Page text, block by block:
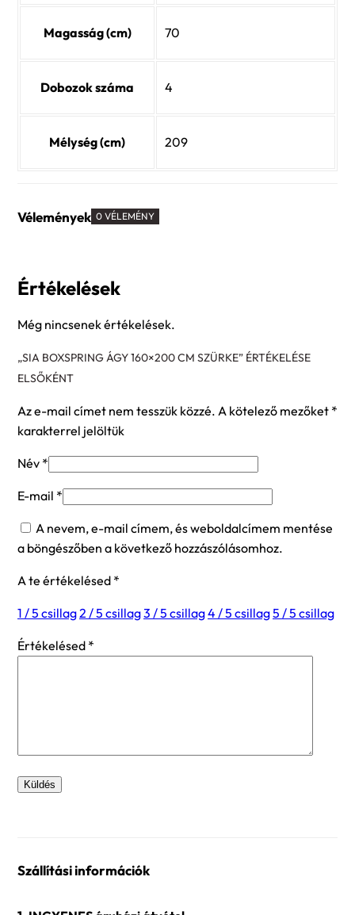
Magasság (cm) 70
Dobozok száma 4
Mélység (cm) 209
Vélemények 0 VÉLEMÉNY
Értékelések
Még nincsenek értékelések.
„SIA BOXSPRING ÁGY 160×200 CM SZÜRKE” ÉRTÉKELÉSE
ELSŐKÉNT
Az e-mail címet nem tesszük közzé. A kötelező mezőket *
karakterrel jelöltük
Név *
E-mail *
A nevem, e-mail címem, és weboldalcímem mentése
a böngészőben a következő hozzászólásomhoz.
A te értékelésed *
1 / 5 csillag2 / 5 csillag3 / 5 csillag4 / 5 csillag5 / 5 csillag
Értékelésed *
Szállítási információk